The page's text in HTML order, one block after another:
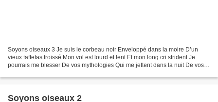
Soyons oiseaux 3 Je suis le corbeau noir Enveloppé dans la moire D’un
vieux taffetas froissé Mon vol est lourd et lent Et mon long cri strident Je
pourrais me blesser De vos mythologies Qui me jettent dans la nuit De vos
Soyons oiseaux 2